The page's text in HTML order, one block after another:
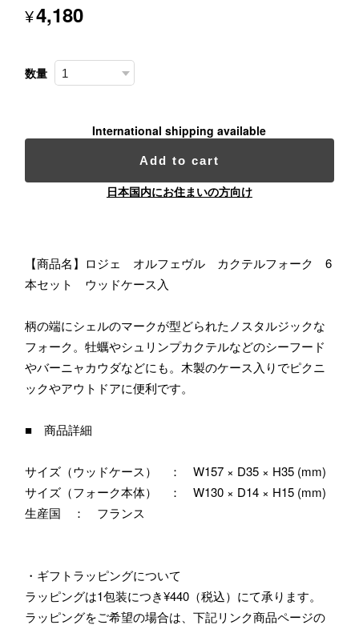
¥4,180
数量
International shipping available
Add to cart
日本国内にお住まいの方向け
【商品名】ロジェ オルフェヴル カクテルフォーク 6
本セット ウッドケース入
柄の端にシェルのマークが型どられたノスタルジックな
フォーク。牡蠣やシュリンプカクテルなどのシーフード
やバーニャカウダなどにも。木製のケース入りでピクニ
ックやアウトドアに便利です。
■ 商品詳細
サイズ（ウッドケース） ： W157 × D35 × H35 (mm)
サイズ（フォーク本体） ： W130 × D14 × H15 (mm)
生産国 ： フランス
・ギフトラッピングについて
ラッピングは1包装につき¥440（税込）にて承ります。
ラッピングをご希望の場合は、下記リンク商品ページの